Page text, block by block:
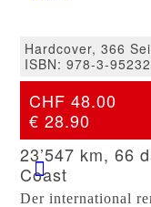
Kontakt
CFP-SHOP
Hardcover, 366
ISBN: 978-3-
CHF 48.00
€ 28.90
23’547 km, 66
Coast
Der international